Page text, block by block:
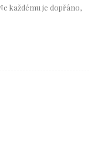
každému je dopřáno,